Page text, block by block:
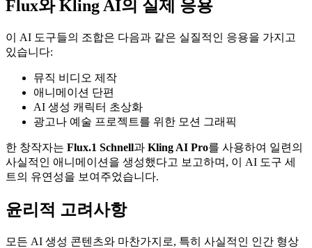
Flux와 Kling AI의 실제 응용
이 AI 도구들의 조합은 다음과 같은 실질적인 응용을 가지고
있습니다:
뮤직 비디오 제작
애니메이션 단편
AI 생성 캐릭터 초상화
광고나 예술 프로젝트를 위한 모션 그래픽
한 창작자는 Flux.1 Schnell과 Kling AI Pro를 사용하여 일련의
사실적인 애니메이션을 생성했다고 보고하며, 이 AI 도구 세
트의 유연성을 보여주었습니다.
윤리적 고려사항
모든 AI 생성 콘텐츠와 마찬가지로, 특히 사실적인 인간 형상